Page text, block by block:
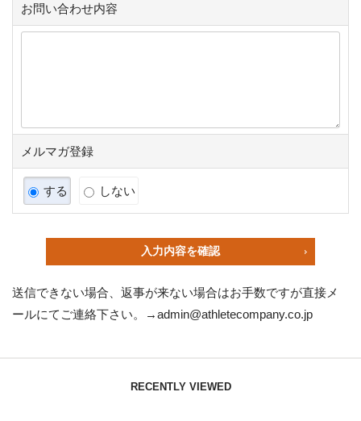
お問い合わせ内容
メルマガ登録
する しない
入力内容を確認
送信できない場合、返事が来ない場合はお手数ですが直接メ
ールにてご連絡下さい。→admin@athletecompany.co.jp
RECENTLY VIEWED